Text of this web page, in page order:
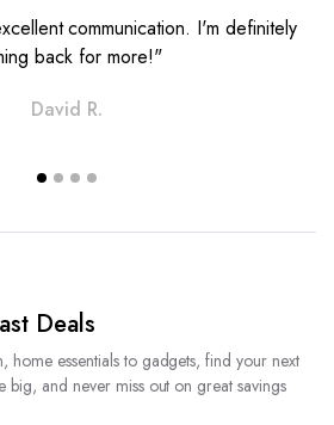
communication. I'm definitely
back for more!"
David R.
Deals
home essentials to gadgets, find your next
big, and never miss out on great savings